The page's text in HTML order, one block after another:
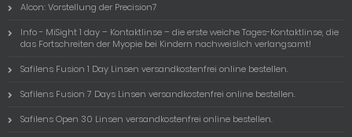
Alcon: Vorstellung der Precision7
Info - MiSight 1 day – Kontaktlinse – die erste weiche Tages-Kontaktlinse, die
das Fortschreiten der Myopie bei Kindern nachweislich verlangsamt!
Safilens Fusion 1 Day Linsen versandkostenfrei online bestellen.
Safilens Fusion 7 Days Linsen versandkostenfrei online bestellen.
Safilens Open 30 Linsen versandkostenfrei online bestellen.